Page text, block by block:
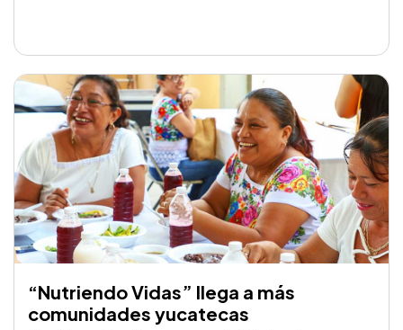
“Nutriendo Vidas” llega a más
comunidades yucatecas